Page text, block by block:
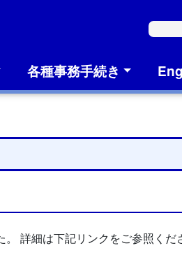
各種事務手続き
詳細は下記リンクをご参照くだ